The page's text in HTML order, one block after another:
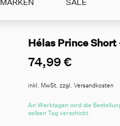
MARKEN SALE
Hélas Prince
74,99 €
inkl. MwSt. zzgl. Versandkosten
An Werktagen wird die
selben Tag verschickt.